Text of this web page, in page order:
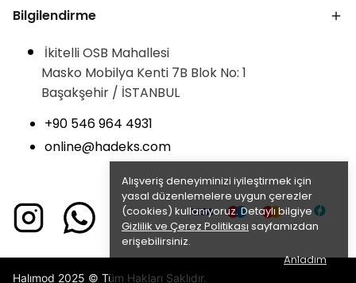
Alışveriş deneyiminizi iyileştirmek için
yasal düzenlemelere uygun çerezler
(cookies) kullanıyoruz. Detaylı bilgiye
Gizlilik ve Çerez Politikası sayfamızdan
erişebilirsiniz.
Anladım
Bilgilendirme
İkitelli OSB Mahallesi
Masko Mobilya Kenti 7B Blok No: 1
Başakşehir / İSTANBUL
+90 546 964 4931
online@hadeks.com
Halımod 2025 © Tüm Hakları Saklıdır.